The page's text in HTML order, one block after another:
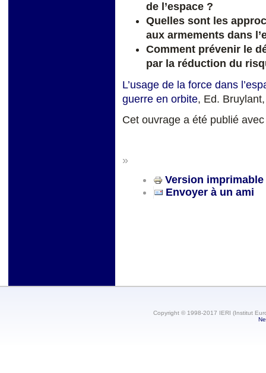
de l’espace ?
Quelles sont les
aux armements dans
Comment prévenir le
par la réduction du
L’usage de la force dans
guerre en orbite, Ed.
Cet ouvrage a été publié
»
Version imprimable
Envoyer à un ami
Copyright © 1998-2017 IERI (Institut